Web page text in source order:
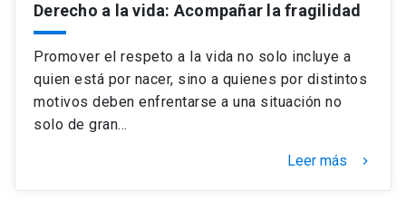
Derecho a la vida: Acompañar la fragilidad
Promover el respeto a la vida no solo incluye a
quien está por nacer, sino a quienes por distintos
motivos deben enfrentarse a una situación no
solo de gran…
Leer más keyboard_arrow_right